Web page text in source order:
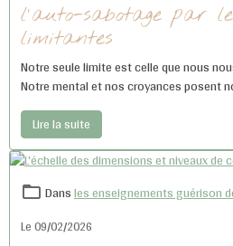
l'auto-sabotage par
limitantes
Notre seule limite est celle que nous
Notre mental et nos croyances posent
nous n’avons aucune limite.
Lire la suite
Dansles enseignements guérison
Le 09/02/2026